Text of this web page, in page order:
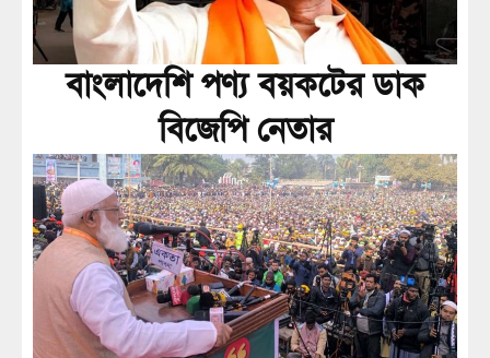
বাংলাদেশি পণ্য বয়কটের ডাক
বিজেপি নেতার